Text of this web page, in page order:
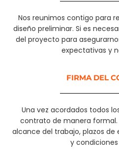
Nos reunimos contigo para
diseño preliminar. Si es
del proyecto para
expectativas y
FIRMA DEL
Una vez acordados todos
contrato de manera
alcance del trabajo, plazos
y